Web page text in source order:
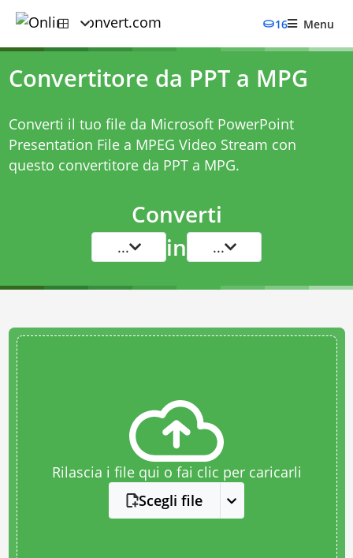
16 Menu
Convertitore da PPT a MPG
Converti il tuo file da Microsoft PowerPoint
Presentation File a MPEG Video Stream con
questo convertitore da PPT a MPG.
Converti
... in ...
Rilascia i file qui o fai clic per caricarli
Scegli file